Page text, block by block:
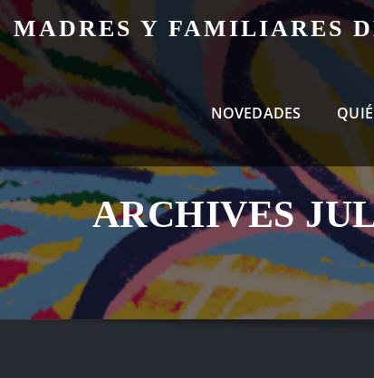
Skip
to
content
MADRES Y FAMILIARES
NOVEDADES
ARCHIVES